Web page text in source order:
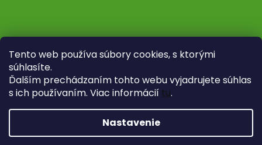
Tento web používa súbory cookies, s ktorými
súhlasíte.
Ďalším prechádzaním tohto webu vyjadrujete súhlas
s ich používaním. Viac informácií tu.
Nastavenie